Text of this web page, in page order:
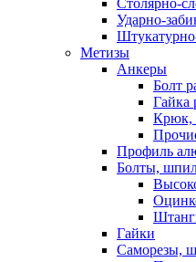
Столярно-
Ударно-
Метизы
Анкеры
Болт
Гайка
Крюк,
Профиль
Болты,
Гайки
Саморезы,